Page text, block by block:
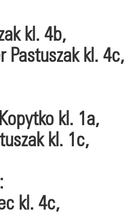
kl. 4b,
Pastuszak kl. 4c,
kl. 1a,
kl. 1c,
kl. 4c,